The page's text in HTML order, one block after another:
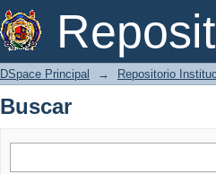
Buscar
DSpace Principal → Repositorio
Buscar